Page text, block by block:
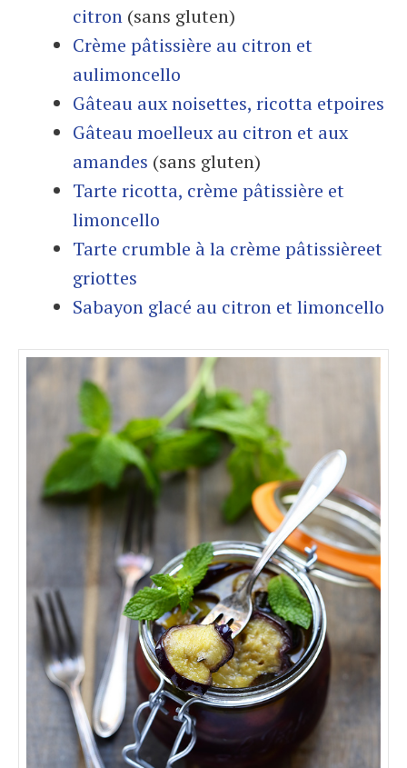
citron (sans gluten)
Crème pâtissière au citron et
aulimoncello
Gâteau aux noisettes, ricotta etpoires
Gâteau moelleux au citron et aux
amandes (sans gluten)
Tarte ricotta, crème pâtissière et
limoncello
Tarte crumble à la crème pâtissièreet
griottes
Sabayon glacé au citron et limoncello